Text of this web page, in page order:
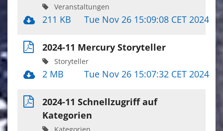
Veranstaltungen
211 KB Tue Nov 26 15:09:08 CET 2024
2024-11 Mercury Storyteller
Storyteller
2 MB Tue Nov 26 15:07:32 CET 2024
2024-11 Schnellzugriff auf
Kategorien